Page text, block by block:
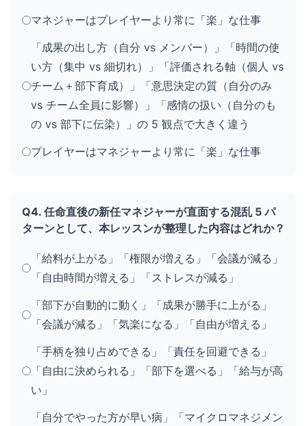
マネジャーはプレイヤーより常に「楽」な仕事
「成果の出し方（自分 vs メンバー）」「時間の使
い方（集中 vs 細切れ）」「評価される軸（個人 vs
チーム＋部下育成）」「意思決定の質（自分のみ
vs チーム全員に影響）」「感情の扱い（自分のも
の vs 部下に伝染）」の 5 観点で大きく違う
プレイヤーはマネジャーより常に「楽」な仕事
Q4. 任命直後の新任マネジャーが直面する混乱 5 パ
ターンとして、本レッスンが整理した内容はどれか？
「給料が上がる」「権限が増える」「会議が減る」
「自由時間が増える」「ストレスが減る」
「部下が自動的に動く」「成果が勝手に上がる」
「会議が減る」「気楽になる」「自由が増える」
「手柄を独り占めできる」「責任を回避できる」
「自由に決められる」「部下を選べる」「給与が高
い」
「自分でやった方が早い病」「マイクロマネジメン